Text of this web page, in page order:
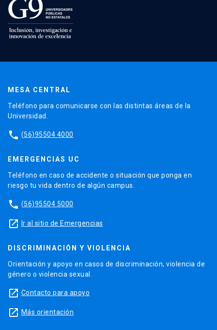
MESA CENTRAL
Teléfono para comunicarse con las distintas áreas de la
Universidad.
phone (56)95504 4000
EMERGENCIAS UC
Teléfono en caso de accidente o situación que ponga en
riesgo tu vida dentro de algún campus.
phone (56)95504 5000
launch Ir al sitio de Emergencias
DISCRIMINACIÓN Y VIOLENCIA
Orientación y apoyo en casos de discriminación, violencia de
género o violencia sexual.
launch Contacto para apoyo
launch Más orientación